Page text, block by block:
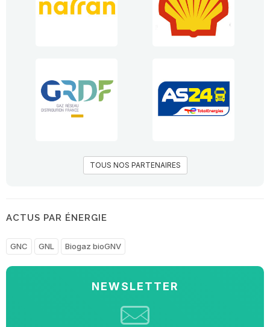
TOUS NOS PARTENAIRES
ACTUS PAR ÉNERGIE
GNC GNL Biogaz bioGNV
NEWSLETTER